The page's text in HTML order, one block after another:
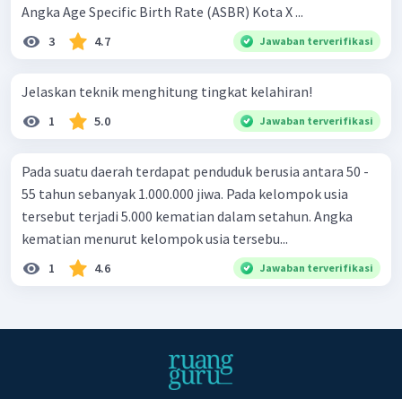
Angka Age Specific Birth Rate (ASBR) Kota X ...
3 4.7 Jawaban terverifikasi
Jelaskan teknik menghitung tingkat kelahiran!
1 5.0 Jawaban terverifikasi
Pada suatu daerah terdapat penduduk berusia antara 50 -
55 tahun sebanyak 1.000.000 jiwa. Pada kelompok usia
tersebut terjadi 5.000 kematian dalam setahun. Angka
kematian menurut kelompok usia tersebu...
1 4.6 Jawaban terverifikasi